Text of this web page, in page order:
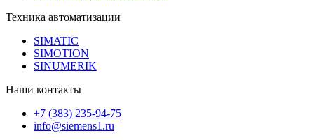
Техника автоматизации
SIMATIC
SIMOTION
SINUMERIK
Наши контакты
+7 (383) 235-94-75
info@siemens1.ru